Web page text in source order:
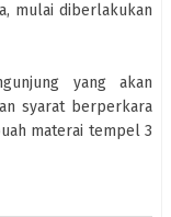
mulai diberlakukan
yang akan
syarat berperkara
materai tempel 3